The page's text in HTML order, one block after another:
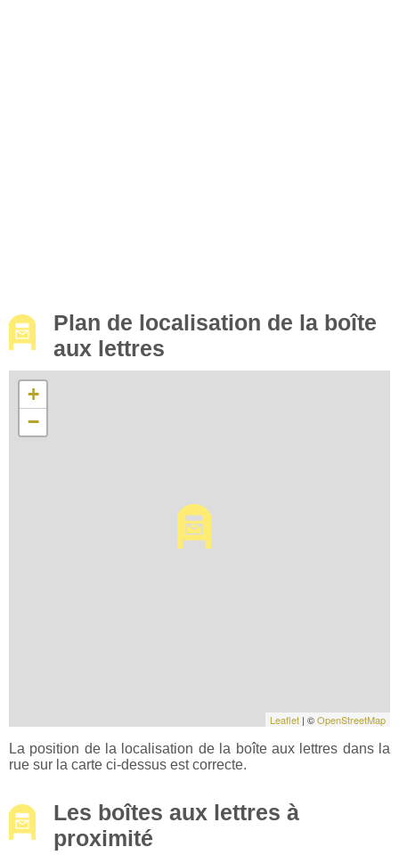
Plan de localisation de la boîte
aux lettres
+
−
Leaflet | ©OpenStreetMap
La position de la localisation de la boîte aux lettres dans la
rue sur la carte ci-dessus est correcte.
Les boîtes aux lettres à
proximité